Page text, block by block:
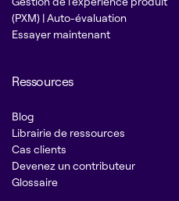
(PXM) | Auto-évaluation
Essayer maintenant
Ressources
Blog
Librairie de ressources
Cas clients
Devenez un contributeur
Glossaire